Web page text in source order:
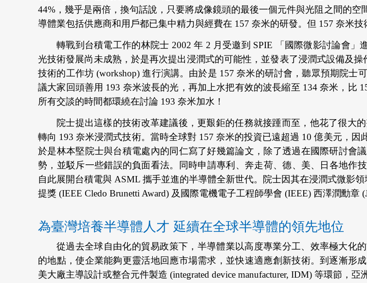
44%，幾乎是兩倍，換句話說，只要將成像鏡頭的最後一個元件與光阻之間的
導體業包括供應商和用戶都已集中精力與經費在 157 奈米的研發。但 157 奈米技
轉戰到台積電工作的林院士 2002 年 2 月受邀到 SPIE 「國際微影討論會」
光技術發展尚未成熟，於是再次提出浸潤式的可能性，並發表了浸潤式設備及
技術的工作坊 (workshop) 進行演講。由於是 157 奈米的研討會，聽眾預期院士
議大家回頭善用 193 奈米波長的光，再加上水把有效的波長縮至 134 奈米，比
所有交談的時間都環繞在討論 193 奈米加水！
院士提出這樣的技術改革建議後，更艱鉅的任務就接踵而至，他花了很大
轉向 193 奈米浸潤式技術。當時全球對 157 奈米的投資已遠超過 10 億美元，因
於是林本堅院士與台積電處內的同仁寫了好幾篇論文，除了透過在國際研討會
勢，並駁斥一些錯誤的負面看法。同時申請專利、奔走荷、德、美、日各地作
自此展開台積電與 ASML 攜手並進的半導體全新世代。院士因其在浸潤式微影
提獎 (IEEE Cledo Brunetti Award) 及國際電機電子工程師學會 (IEEE) 西澤潤勳章
為臺灣培養半導體人才 延續在全球半導體的領先地位
從過去全球自由化的貿易政策下，半導體業以高度專業分工、效率極大化
的地點，使企業能夠更靈活地回應市場需求，並快速適應創新技術。到逐漸形
美大廠主導設計或整合元件製造 (integrated device manufacturer, IDM) 等環節，